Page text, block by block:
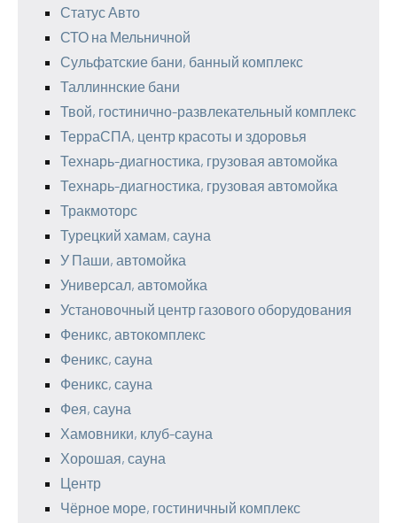
Статус Авто
СТО на Мельничной
Сульфатские бани, банный комплекс
Таллиннские бани
Твой, гостинично-развлекательный комплекс
ТерраСПА, центр красоты и здоровья
Технарь-диагностика, грузовая автомойка
Технарь-диагностика, грузовая автомойка
Тракмоторс
Турецкий хамам, сауна
У Паши, автомойка
Универсал, автомойка
Установочный центр газового оборудования
Феникс, автокомплекс
Феникс, сауна
Феникс, сауна
Фея, сауна
Хамовники, клуб-сауна
Хорошая, сауна
Центр
Чёрное море, гостиничный комплекс